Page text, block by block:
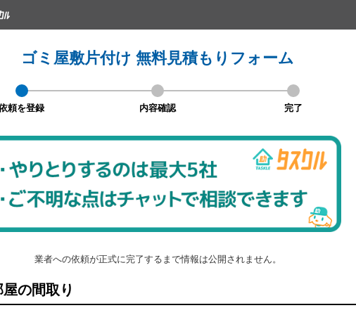
ゴミ屋敷片付け 無料見積もりフォーム
頼を登録 内容確認 完了
業者への依頼が正式に完了するまで情報は公開されません。
の間取り